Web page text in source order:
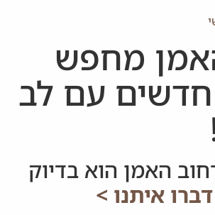
מחפש
עם לב
האמן הוא בדיוק
דברו איתנו >